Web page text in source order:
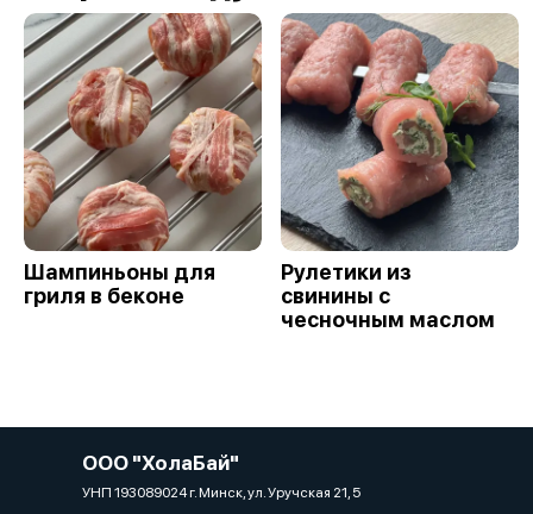
Шампиньоны для
гриля в беконе
Рулетики из
свинины с
чесночным маслом
ООО "ХолаБай"
УНП 193089024 г. Минск, ул. Уручская 21, 5